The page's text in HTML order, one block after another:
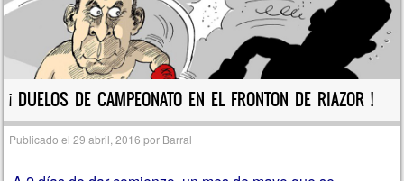
¡ DUELOS DE CAMPEONATO EN EL FRONTON DE RIAZOR !
Publicado el29 abril, 2016 por Barral